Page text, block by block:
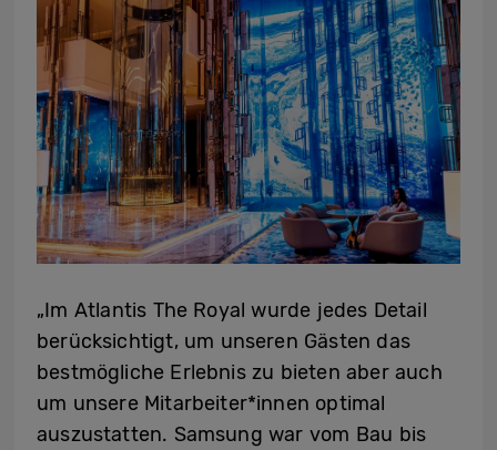
„Im Atlantis The Royal wurde jedes Detail
berücksichtigt, um unseren Gästen das
bestmögliche Erlebnis zu bieten aber auch
um unsere Mitarbeiter*innen optimal
auszustatten. Samsung war vom Bau bis